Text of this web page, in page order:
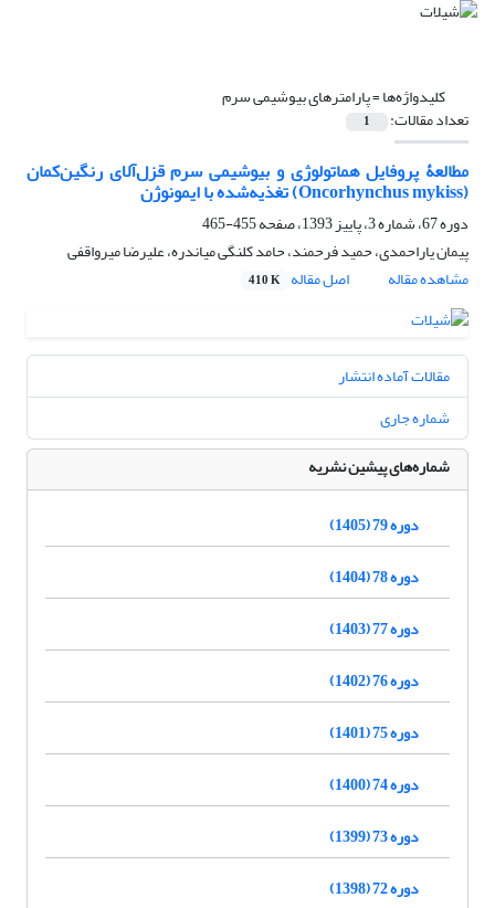
کلیدواژه‌ها =پارامترهای بیوشیمی سرم
تعداد مقالات: 1
مطالعۀ پروفایل هماتولوژی و بیوشیمی سرم قزل‌آلای رنگین‌کمان
(Oncorhynchus mykiss) تغذیه‌شده با ایمونوژن
دوره 67، شماره 3، پاییز 1393، صفحه
455-465
پیمان یاراحمدی، حمید فرحمند، حامد کلنگی میاندره، علیرضا میرواقفی
مشاهده مقاله
اصل مقاله 410 K
مقالات آماده انتشار
شماره جاری
شماره‌های پیشین نشریه
دوره 79 (1405)
دوره 78 (1404)
دوره 77 (1403)
دوره 76 (1402)
دوره 75 (1401)
دوره 74 (1400)
دوره 73 (1399)
دوره 72 (1398)